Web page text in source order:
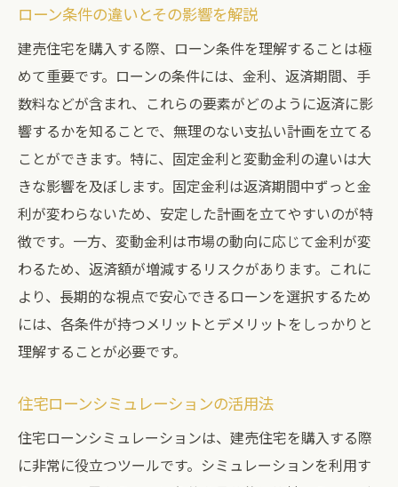
ローン条件の違いとその影響を解説
建売住宅を購入する際、ローン条件を理解することは極
めて重要です。ローンの条件には、金利、返済期間、手
数料などが含まれ、これらの要素がどのように返済に影
響するかを知ることで、無理のない支払い計画を立てる
ことができます。特に、固定金利と変動金利の違いは大
きな影響を及ぼします。固定金利は返済期間中ずっと金
利が変わらないため、安定した計画を立てやすいのが特
徴です。一方、変動金利は市場の動向に応じて金利が変
わるため、返済額が増減するリスクがあります。これに
より、長期的な視点で安心できるローンを選択するため
には、各条件が持つメリットとデメリットをしっかりと
理解することが必要です。
住宅ローンシミュレーションの活用法
住宅ローンシミュレーションは、建売住宅を購入する際
に非常に役立つツールです。シミュレーションを利用す